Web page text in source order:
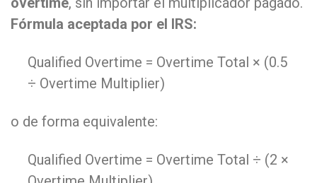
Fórmula aceptada por el IRS:
Qualified Overtime = Overtime Total × (0.5
÷ Overtime Multiplier)
o de forma equivalente:
Qualified Overtime = Overtime Total ÷ (2 ×